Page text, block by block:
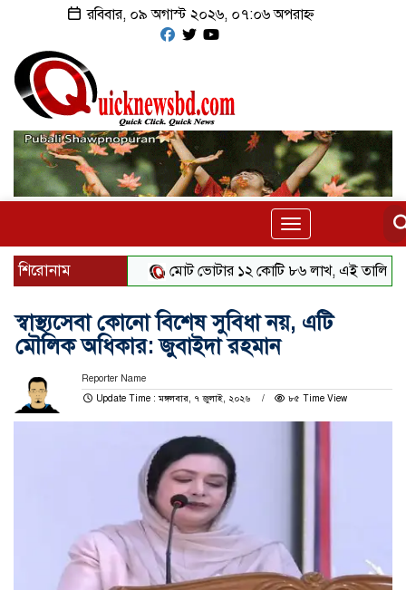
রবিবার, ০৯ অগাস্ট ২০২৬, ০৭:০৬ অপরাহ্ন
Toggle
navigation
শিরোনাম মোট ভোটার ১২ কোটি ৮৬ লাখ, এই তালিকায় স্থানীয়
স্বাস্থ্যসেবা কোনো বিশেষ সুবিধা নয়, এটি
মৌলিক অধিকার: জুবাইদা রহমান
Reporter Name
Update Time : মঙ্গলবার, ৭ জুলাই, ২০২৬
৮৫ Time View